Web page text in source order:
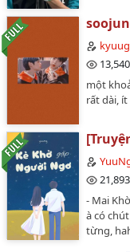
13,540
một
rất dài,
21,893
- Mai
à có
từng,